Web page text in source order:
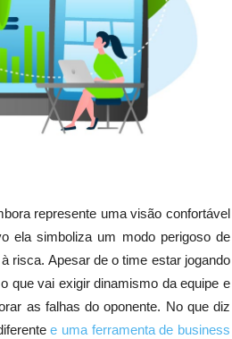
represente uma visão confortável
ela simboliza um modo perigoso de
risca. Apesar de o time estar jogando
que vai exigir dinamismo da equipe e
as falhas do oponente. No que diz
e uma ferramenta de business